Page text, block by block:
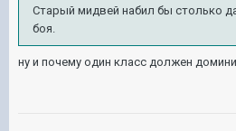
Старый мидвей набил бы столько
боя.
ну и почему один класс должен